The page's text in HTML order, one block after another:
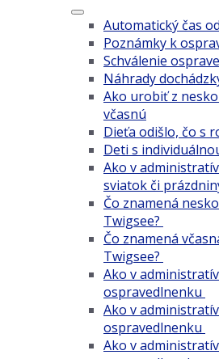
Automatický čas
Poznámky k
Schválenie
Náhrady
Ako urobiť z
včasnú
Dieťa odišlo, čo s
Deti s
Ako v
sviatok či
Čo znamená
Twigsee?
Čo znamená
Twigsee?
Ako v
ospravedlnenku
Ako v
ospravedlnenku
Ako v